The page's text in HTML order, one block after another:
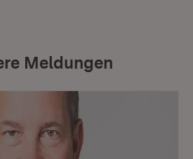
Meldungen